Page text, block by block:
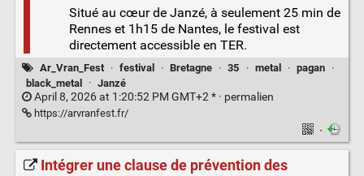
Situé au cœur de Janzé, à seulement 25 min de
Rennes et 1h15 de Nantes, le festival est
directement accessible en TER.
Ar_Vran_Fest · festival · Bretagne · 35 · metal · pagan
·
black_metal
· Janzé
April 8, 2026 at 1:20:52 PM GMT+2 * · permalien
https://arvranfest.fr/
·
Intégrer une clause de prévention des